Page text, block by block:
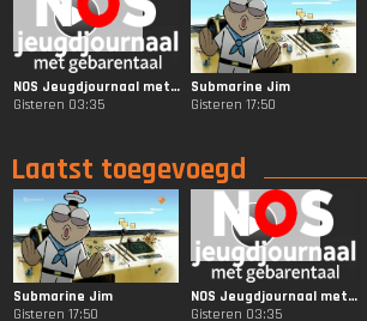
NOS Jeugdjournaal met Gebarentaal
Gisteren 03:35
Submarine Jim
Gisteren 17:50
Laatst toegevoegd
Submarine Jim
Gisteren 17:50
NOS Jeugdjournaal met Gebarentaal
Gisteren 03:35